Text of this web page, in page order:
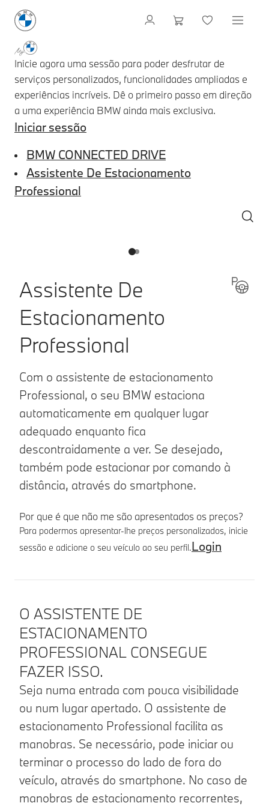
Inicie agora uma sessão para poder desfrutar de
serviços personalizados, funcionalidades ampliadas e
experiências incríveis. Dê o primeiro passo em direção
a uma experiência BMW ainda mais exclusiva.
Iniciar sessão
BMW CONNECTED DRIVE
Assistente De Estacionamento
Professional
12
Assistente De
Estacionamento
Professional
Com o assistente de estacionamento
Professional, o seu BMW estaciona
automaticamente em qualquer lugar
adequado enquanto fica
descontraidamente a ver. Se desejado,
também pode estacionar por comando à
distância, através do smartphone.
Por que é que não me são apresentados os preços?
Para podermos apresentar-lhe preços personalizados, inicie
sessão e adicione o seu veículo ao seu perfil.Login
O ASSISTENTE DE
ESTACIONAMENTO
PROFESSIONAL CONSEGUE
FAZER ISSO.
Seja numa entrada com pouca visibilidade
ou num lugar apertado. O assistente de
estacionamento Professional facilita as
manobras. Se necessário, pode iniciar ou
terminar o processo do lado de fora do
veículo, através do smartphone. No caso de
manobras de estacionamento recorrentes,